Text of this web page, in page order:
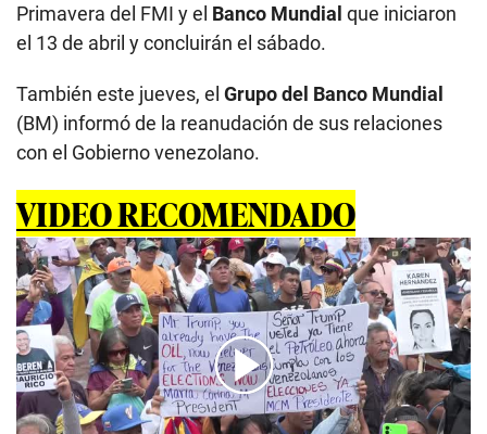
Primavera del FMI y el Banco Mundial que iniciaron
el 13 de abril y concluirán el sábado.
También este jueves, el Grupo del Banco Mundial
(BM) informó de la reanudación de sus relaciones
con el Gobierno venezolano.
VIDEO RECOMENDADO